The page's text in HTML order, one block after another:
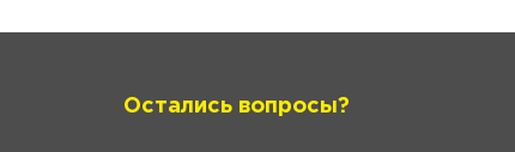
Остались вопросы?